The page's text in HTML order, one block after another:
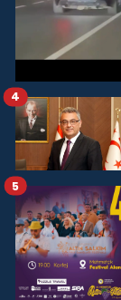
4
5